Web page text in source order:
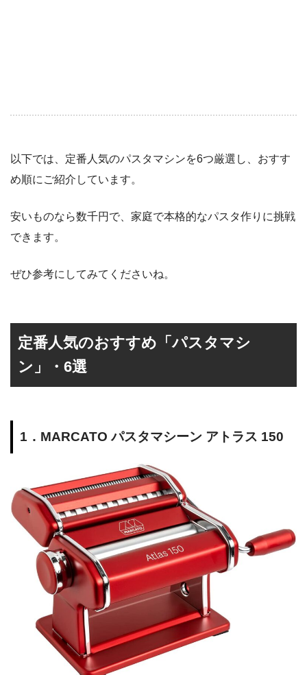
以下では、定番人気のパスタマシンを6つ厳選し、おすす
め順にご紹介しています。
安いものなら数千円で、家庭で本格的なパスタ作りに挑戦
できます。
ぜひ参考にしてみてくださいね。
定番人気のおすすめ「パスタマシ
ン」・6選
1．MARCATO パスタマシーン アトラス 150